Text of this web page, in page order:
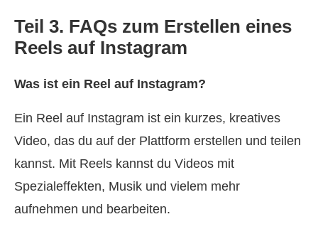
Teil 3. FAQs zum Erstellen eines
Reels auf Instagram
Was ist ein Reel auf Instagram?
Ein Reel auf Instagram ist ein kurzes, kreatives
Video, das du auf der Plattform erstellen und teilen
kannst. Mit Reels kannst du Videos mit
Spezialeffekten, Musik und vielem mehr
aufnehmen und bearbeiten.